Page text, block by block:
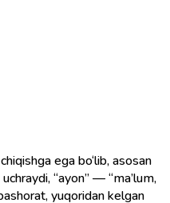
ega bo‘lib, asosan
“ayon” — “ma’lum,
yuqoridan kelgan